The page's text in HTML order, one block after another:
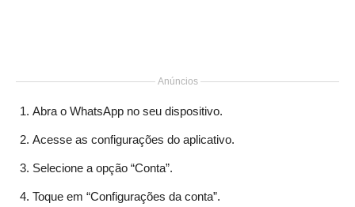
Anúncios
Abra o WhatsApp no seu dispositivo.
Acesse as configurações do aplicativo.
Selecione a opção “Conta”.
Toque em “Configurações da conta”.